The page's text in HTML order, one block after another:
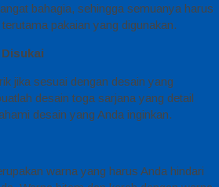
bahagia, sehingga semuanya harus
pakaian yang digunakan.
jika sesuai dengan desain yang
desain toga sarjana yang detail
desain yang Anda inginkan.
warna yang harus Anda hindari